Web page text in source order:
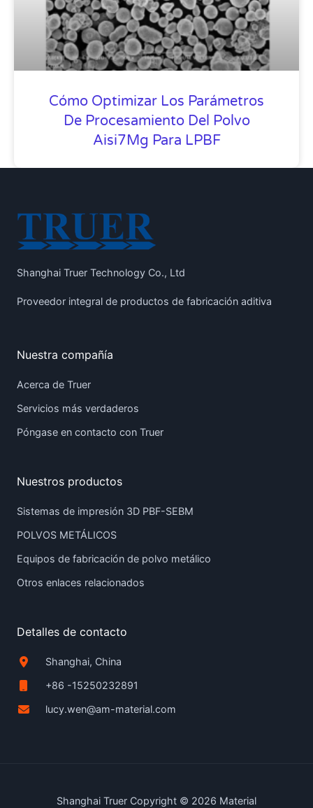
Cómo Optimizar Los Parámetros
De Procesamiento Del Polvo
Aisi7Mg Para LPBF
Shanghai Truer Technology Co., Ltd
Proveedor integral de productos de fabricación aditiva
Nuestra compañía
Acerca de Truer
Servicios más verdaderos
Póngase en contacto con Truer
Nuestros productos
Sistemas de impresión 3D PBF-SEBM
POLVOS METÁLICOS
Equipos de fabricación de polvo metálico
Otros enlaces relacionados
Detalles de contacto
Shanghai, China
+86 -15250232891
lucy.wen@am-material.com
Shanghai Truer Copyright © 2026 Material